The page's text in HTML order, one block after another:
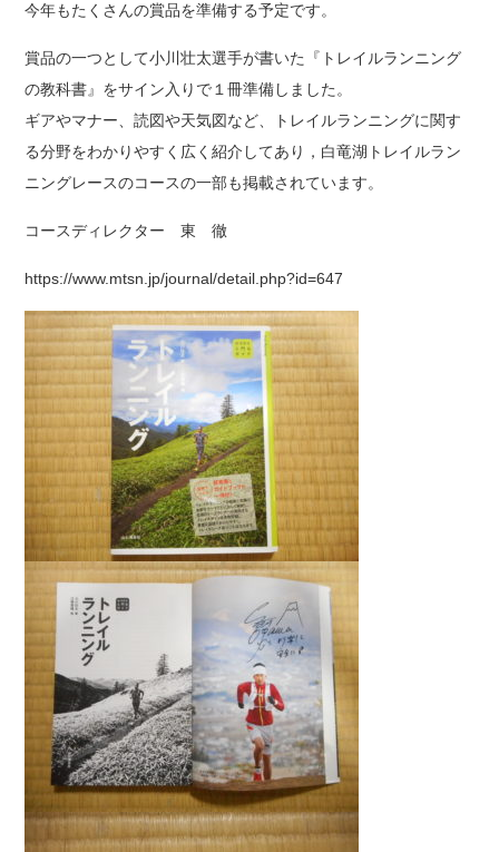
今年もたくさんの賞品を準備する予定です。
賞品の一つとして小川壮太選手が書いた『トレイルランニング
の教科書』をサイン入りで１冊準備しました。
ギアやマナー、読図や天気図など、トレイルランニングに関す
る分野をわかりやすく広く紹介してあり，白竜湖トレイルラン
ニングレースのコースの一部も掲載されています。
コースディレクター 東 徹
https://www.mtsn.jp/journal/detail.php?id=647